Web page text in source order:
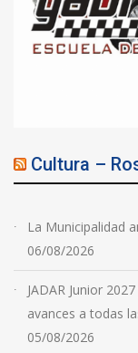
Cultura –
La Municipalidad
06/08/2026
JADAR Junior
avances a todas
05/08/2026